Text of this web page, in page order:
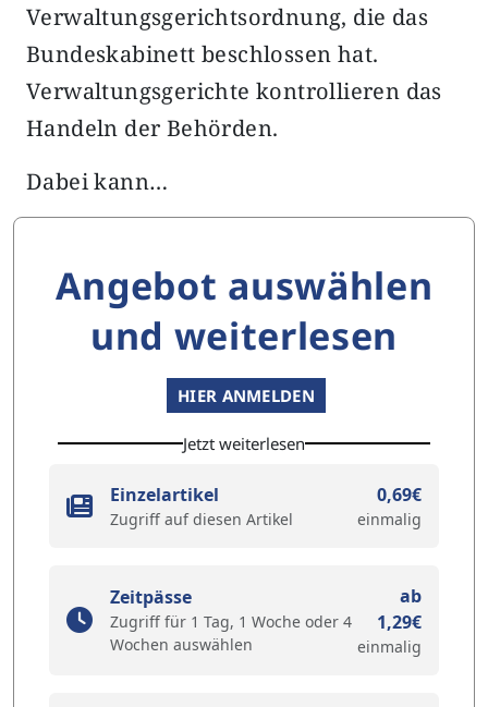
Verwaltungsgerichtsordnung, die das
Bundeskabinett beschlossen hat.
Verwaltungsgerichte kontrollieren das
Handeln der Behörden.
Dabei kann…
Angebot auswählen
und weiterlesen
HIER ANMELDEN
Jetzt weiterlesen
Einzelartikel
Zugriff auf diesen Artikel
0,69€
einmalig
Zeitpässe
Zugriff für 1 Tag, 1 Woche oder 4
Wochen auswählen
ab
1,29€
einmalig